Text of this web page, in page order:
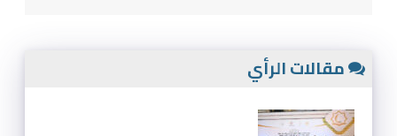
مقالات الرأي